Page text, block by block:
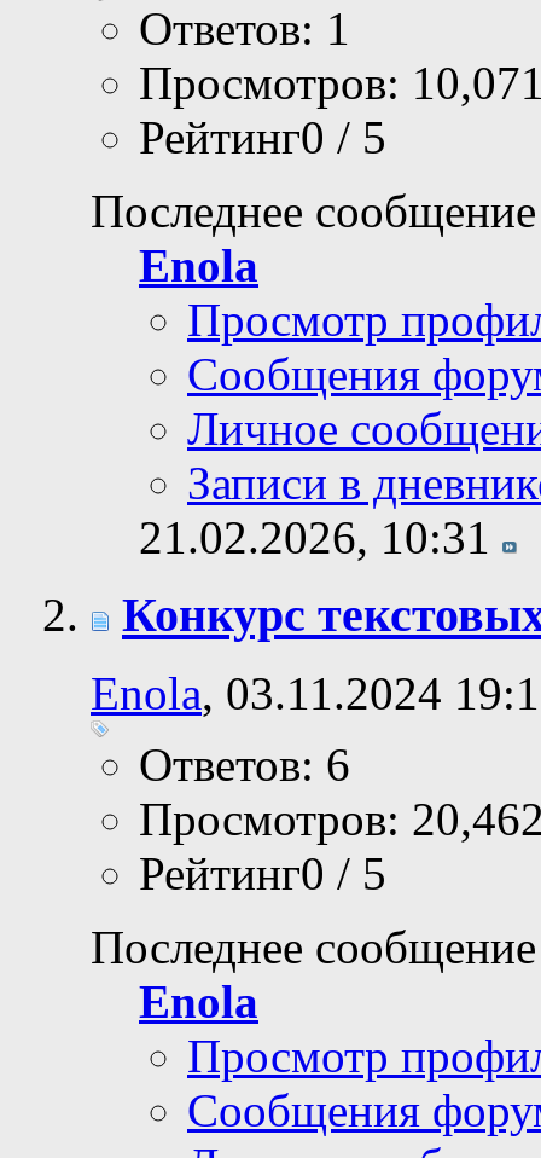
Ответов: 1
Просмотров:
Рейтинг0 / 5
Последнее
Enola
Просмотр
Сообщения
Личное
Записи в
21.02.2026, 10:31
Конкурс
Enola, 03.11.2024
Ответов: 6
Просмотров:
Рейтинг0 / 5
Последнее
Enola
Просмотр
Сообщения